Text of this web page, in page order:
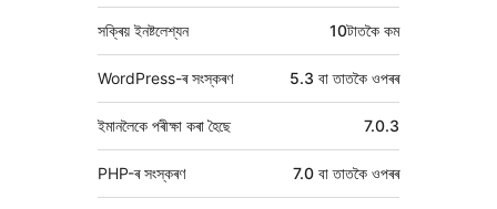
সক্ৰিয় ইনষ্টলেশ্যন 10টাতকৈ কম
WordPress-ৰ সংস্কৰণ 5.3 বা তাতকৈ ওপৰৰ
ইমানলৈকে পৰীক্ষা কৰা হৈছে 7.0.3
PHP-ৰ সংস্কৰণ 7.0 বা তাতকৈ ওপৰৰ